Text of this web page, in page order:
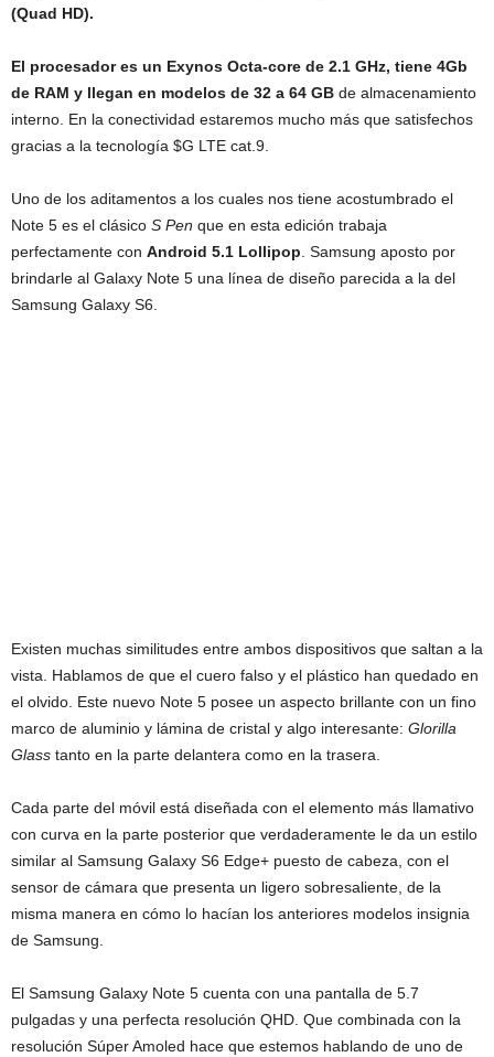
(Quad HD).
El procesador es un Exynos Octa-core de 2.1 GHz, tiene 4Gb
de RAM y llegan en modelos de 32 a 64 GB de almacenamiento
interno. En la conectividad estaremos mucho más que satisfechos
gracias a la tecnología $G LTE cat.9.
Uno de los aditamentos a los cuales nos tiene acostumbrado el
Note 5 es el clásico S Pen que en esta edición trabaja
perfectamente con Android 5.1 Lollipop . Samsung aposto por
brindarle al Galaxy Note 5 una línea de diseño parecida a la del
Samsung Galaxy S6.
Existen muchas similitudes entre ambos dispositivos que saltan a la
vista. Hablamos de que el cuero falso y el plástico han quedado en
el olvido. Este nuevo Note 5 posee un aspecto brillante con un fino
marco de aluminio y lámina de cristal y algo interesante: Glorilla
Glass tanto en la parte delantera como en la trasera.
Cada parte del móvil está diseñada con el elemento más llamativo
con curva en la parte posterior que verdaderamente le da un estilo
similar al Samsung Galaxy S6 Edge+ puesto de cabeza, con el
sensor de cámara que presenta un ligero sobresaliente, de la
misma manera en cómo lo hacían los anteriores modelos insignia
de Samsung.
El Samsung Galaxy Note 5 cuenta con una pantalla de 5.7
pulgadas y una perfecta resolución QHD. Que combinada con la
resolución Súper Amoled hace que estemos hablando de uno de